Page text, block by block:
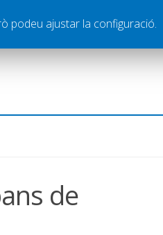
de
podeu ajustar la configuració.